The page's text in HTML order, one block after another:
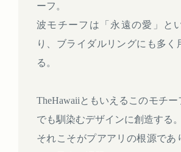
ーフ。
波モチーフは「永遠の愛」と
り、ブライダルリングにも多く
る。
TheHawaiiともいえるこのモチ
でも馴染むデザインに創造する。
それこそがプアアリの根源であ